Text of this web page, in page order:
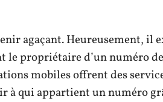
agaçant. Heureusement, il
propriétaire d’un numéro de
mobiles offrent des
à qui appartient un numéro